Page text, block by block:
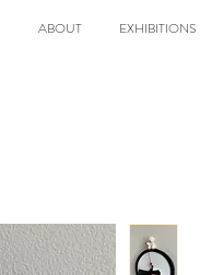
ABOUT EXHIBITIONS